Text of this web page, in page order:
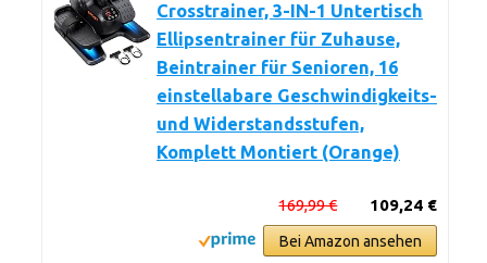
Crosstrainer, 3-IN-1 Untertisch
Ellipsentrainer für Zuhause,
Beintrainer für Senioren, 16
einstellabare Geschwindigkeits-
und Widerstandsstufen,
Komplett Montiert (Orange)
109,24 €
169,99 €
Bei Amazon ansehen